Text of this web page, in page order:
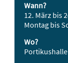
Wann?
12. März bis
Montag bis
Wo?